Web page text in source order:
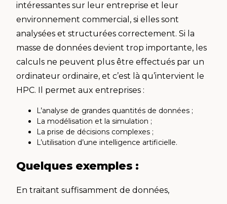
intéressantes sur leur entreprise et leur
environnement commercial, si elles sont
analysées et structurées correctement. Si la
masse de données devient trop importante, les
calculs ne peuvent plus être effectués par un
ordinateur ordinaire, et c’est là qu’intervient le
HPC. Il permet aux entreprises :
L’analyse de grandes quantités de données ;
La modélisation et la simulation ;
La prise de décisions complexes ;
L’utilisation d’une intelligence artificielle.
Quelques exemples :
En traitant suffisamment de données,